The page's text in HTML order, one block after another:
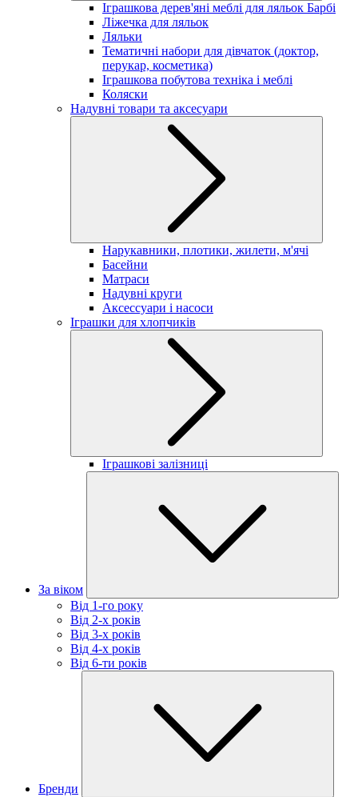
Іграшкова дерев'яні меблі для ляльок Барбі
Ліжечка для ляльок
Ляльки
Тематичні набори для дівчаток (доктор,
перукар, косметика)
Іграшкова побутова техніка і меблі
Коляски
Надувні товари та аксесуари
Нарукавники, плотики, жилети, м'ячі
Басейни
Матраси
Надувні круги
Аксессуари і насоси
Іграшки для хлопчиків
Іграшкові залізниці
За віком
Від 1-го року
Від 2-х років
Від 3-х років
Від 4-х років
Від 6-ти років
Бренди